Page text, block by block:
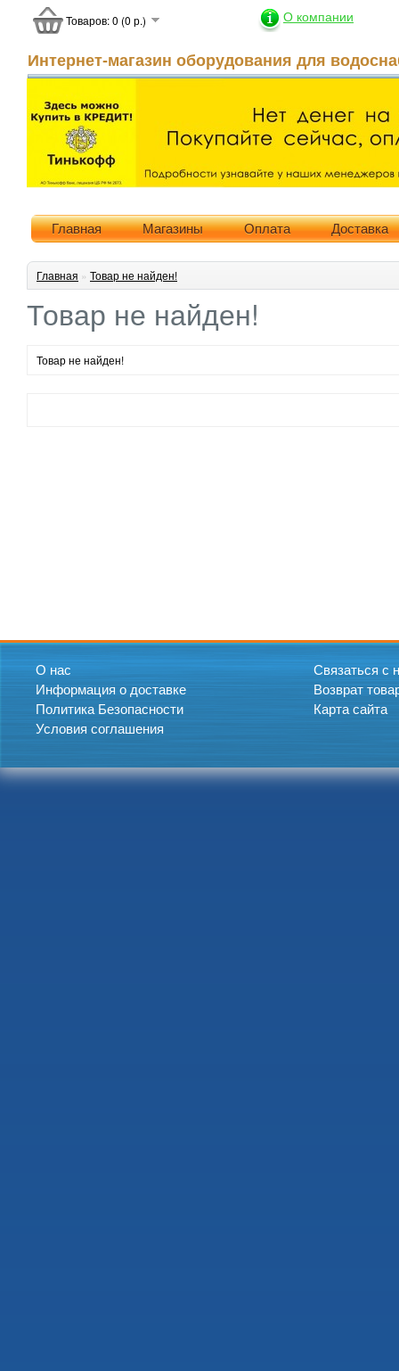
О компании
Интернет-магазин оборудования для
Товаров: 0 (0 р.)
Главная Магазины Оплата Доставка
Главная » Товар не найден!
Товар не найден!
Товар не найден!
О нас
Информация о доставке
Политика Безопасности
Условия соглашения
Связаться с
Возврат
Карта сайта